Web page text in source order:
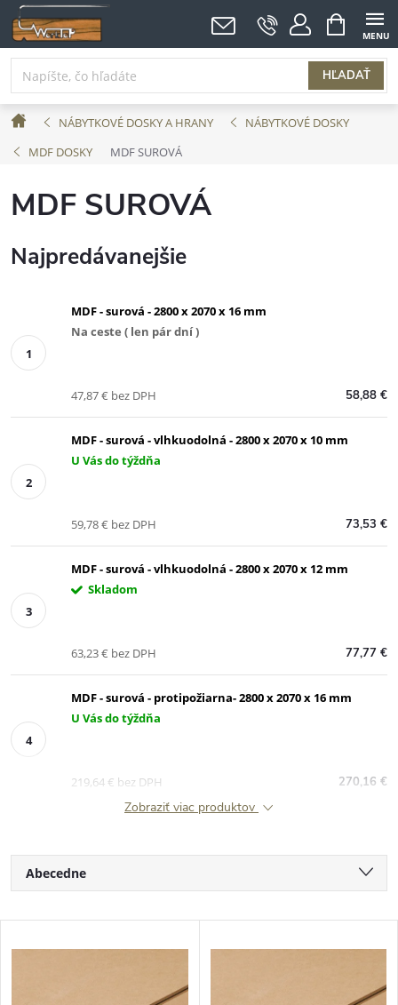
Prejsť
na
obsah
HĽADAŤ
NÁKUPNÝ
KOŠÍK
DomovNÁBYTKOVÉ DOSKY A HRANY
NÁBYTKOVÉ DOSKY
MDF DOSKY
MDF SUROVÁ
MDF SUROVÁ
Najpredávanejšie
MDF - surová - 2800 x 2070 x 16 mm
Na ceste ( len pár dní )
58,88 €
47,87 € bez DPH
MDF - surová - vlhkuodolná - 2800 x 2070 x 10 mm
U Vás do týždňa
73,53 €
59,78 € bez DPH
MDF - surová - vlhkuodolná - 2800 x 2070 x 12 mm
Skladom
77,77 €
63,23 € bez DPH
MDF - surová - protipožiarna- 2800 x 2070 x 16 mm
U Vás do týždňa
270,16 €
219,64 € bez DPH
Zobraziť viac produktov
R
a
d
Abecedne
V